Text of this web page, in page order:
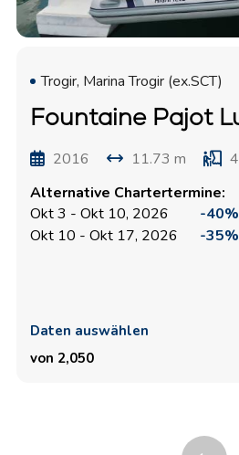
Trogir, Marina Trogir (ex.SCT)
2016 11.73 m 4
Alternative Chartertermine:
Okt 3 - Okt 10, 2026
-40%
Okt 10 - Okt 17, 2026
-35%
Daten auswählen
von 2,050